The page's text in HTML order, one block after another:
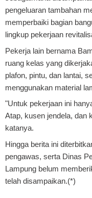
pengeluaran tambahan
memperbaiki bagian
lingkup pekerjaan
Pekerja lain bernama
ruang kelas yang
plafon, pintu, dan lantai,
menggunakan material
"Untuk pekerjaan ini
Atap, kusen jendela, dan
katanya.
Hingga berita ini
pengawas, serta Dinas
Lampung belum
telah disampaikan.(*)